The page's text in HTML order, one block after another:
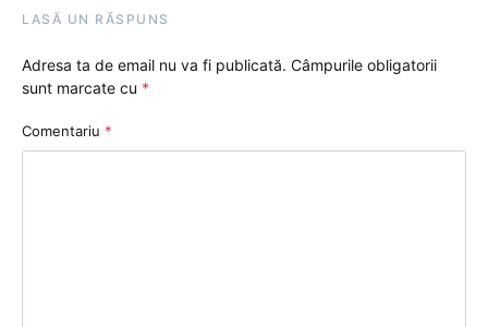
LASĂ UN RĂSPUNS
Adresa ta de email nu va fi publicată. Câmpurile obligatorii
sunt marcate cu *
Comentariu *